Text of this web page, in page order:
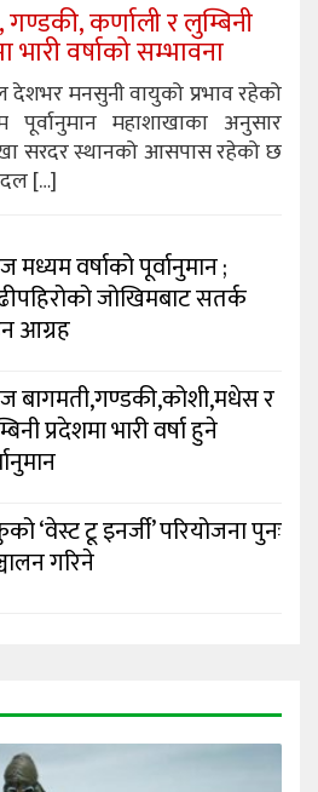
कर्णाली र लुम्बिनी
वर्षाको सम्भावना
देशभर मनसुनी वायुको प्रभाव रहेको
महाशाखाका अनुसार
सरदर स्थानको आसपास रहेको छ
[…]
वर्षाको पूर्वानुमान ;
जोखिमबाट सतर्क
आग्रह
बागमती,गण्डकी,कोशी,मधेस र
प्रदेशमा भारी वर्षा हुने
‘वेस्ट टू इनर्जी’ परियोजना पुनः
गरिने